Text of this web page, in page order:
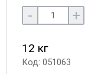
- +
12 кг
Код: 051063